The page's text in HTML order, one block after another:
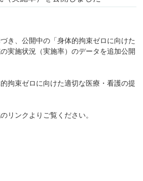
き、公開中の「身体的拘束ゼロに向けた
実施状況（実施率）のデータを追加公開
拘束ゼロに向けた適切な医療・看護の提
リンクよりご覧ください。